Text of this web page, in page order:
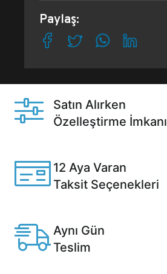
Paylaş:
Satın Alırken
Özelleştirme İmkanı
12 Aya Varan
Taksit Seçenekleri
Aynı Gün
Teslim